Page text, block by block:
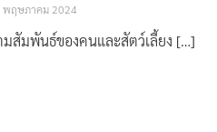
พฤษภาคม 2024
มสัมพันธ์ของคนและสัตว์เลี้ยง […]